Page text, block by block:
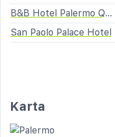
B&B Hotel Palermo Quattro Canti
San Paolo Palace Hotel
Karta